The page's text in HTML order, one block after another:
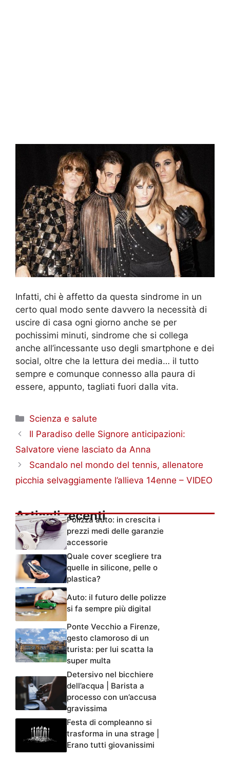
Infatti, chi è affetto da questa sindrome in un
certo qual modo sente davvero la necessità di
uscire di casa ogni giorno anche se per
pochissimi minuti, sindrome che si collega
anche all’incessante uso degli smartphone e dei
social, oltre che la lettura dei media… il tutto
sempre e comunque connesso alla paura di
essere, appunto, tagliati fuori dalla vita.
Categorie
Scienza e salute
Il Paradiso delle Signore anticipazioni:
Salvatore viene lasciato da Anna
Scandalo nel mondo del tennis, allenatore
picchia selvaggiamente l’allieva 14enne – VIDEO
Articoli recentiPolizza auto: in crescita i
prezzi medi delle garanzie
accessorie
Quale cover scegliere tra
quelle in silicone, pelle o
plastica?
Auto: il futuro delle polizze
si fa sempre più digital
Ponte Vecchio a Firenze,
gesto clamoroso di un
turista: per lui scatta la
super multa
Detersivo nel bicchiere
dell’acqua | Barista a
processo con un’accusa
gravissima
Festa di compleanno si
trasforma in una strage |
Erano tutti giovanissimi